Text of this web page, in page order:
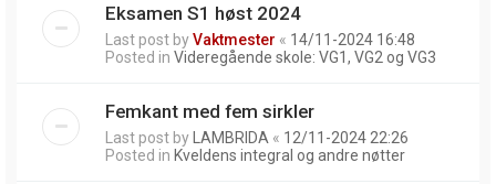
Eksamen S1 høst 2024
Last post byVaktmester « 14/11-2024 16:48
Posted in Videregående skole: VG1, VG2 og VG3
Femkant med fem sirkler
Last post by LAMBRIDA « 12/11-2024 22:26
Posted in Kveldens integral og andre nøtter